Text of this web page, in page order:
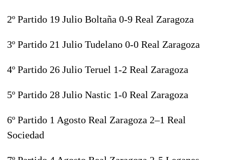
2º Partido 19 Julio Boltaña 0-9 Real Zaragoza
3º Partido 21 Julio Tudelano 0-0 Real Zaragoza
4º Partido 26 Julio Teruel 1-2 Real Zaragoza
5º Partido 28 Julio Nastic 1-0 Real Zaragoza
6º Partido 1 Agosto Real Zaragoza 2–1 Real
Sociedad